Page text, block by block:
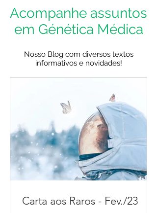
Acompanhe assuntos
em Génética Médica
Nosso Blog com diversos textos
informativos e novidades!
Carta aos Raros - Fev./23